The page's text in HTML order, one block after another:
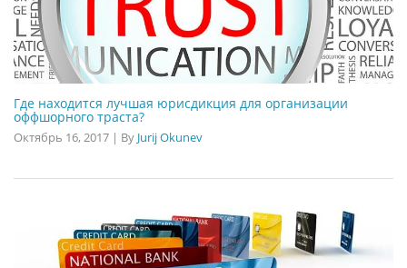
Где находится лучшая юрисдикция для организации
оффшорного траста?
Октябрь 16, 2017 | By Jurij Okunev